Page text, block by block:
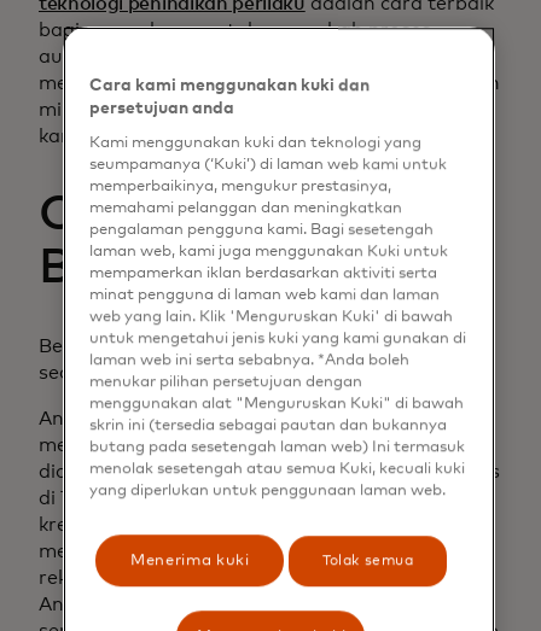
bagi perusahaan untuk mengubah proses
autentikasi secara dinamis dengan cepat. Hal ini
memungkinkan keamanan maksimum, gangguan
minimal pada pengalaman pengguna dan oleh
karena itu konversi maksimum.
Contoh Autentikasi
Berbasis Risiko
Berpura-puralah, sejenak, bahwa Anda adalah
seorang penipu.
Anda tinggal di Bolivia, dan Anda baru saja
mendapatkan serangkaian informasi baru yang
dicuri dari seorang pria bernama Gregory Adams
di Texas. Anda dengan penuh semangat menguji
kredensial informasi perbankannya untuk
mentransfer dana dari rekening Gregory ke
rekening Anda. Anda masuk, menambahkan diri
Anda sebagai penerima pembayaran, dan
Cara kami menggunakan kuki dan
persetujuan anda
Kami menggunakan kuki dan teknologi yang
seumpamanya (‘Kuki’) di laman web kami untuk
memperbaikinya, mengukur prestasinya,
memahami pelanggan dan meningkatkan
pengalaman pengguna kami. Bagi sesetengah
laman web, kami juga menggunakan Kuki untuk
mempamerkan iklan berdasarkan aktiviti serta
minat pengguna di laman web kami dan laman
web yang lain. Klik 'Menguruskan Kuki' di bawah
untuk mengetahui jenis kuki yang kami gunakan di
laman web ini serta sebabnya. *Anda boleh
menukar pilihan persetujuan dengan
menggunakan alat "Menguruskan Kuki" di bawah
skrin ini (tersedia sebagai pautan dan bukannya
butang pada sesetengah laman web) Ini termasuk
menolak sesetengah atau semua Kuki, kecuali kuki
yang diperlukan untuk penggunaan laman web.
Menerima kuki Tolak semua